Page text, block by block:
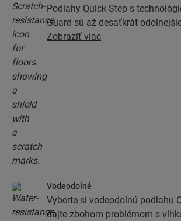
Podlahy Quick-Step s
Guard sú až desaťkrát
poškriabaniu ako podlahy bez
Zobraziť viac
Vodeodolné
Vyberte si vodeodolnú podlahu
dajte zbohom problémom s